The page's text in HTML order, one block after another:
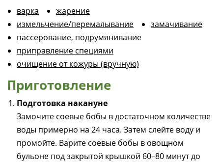
варка
жарение
измельчение/перемалывание
замачивание
пассерование, подрумянивание
приправление специями
очищение от кожуры (вручную)
Приготовление
Подготовка накануне
Замочите соевые бобы в достаточном количестве
воды примерно на 24 часа. Затем слейте воду и
промойте. Варите соевые бобы в овощном
бульоне под закрытой крышкой 60–80 минут до